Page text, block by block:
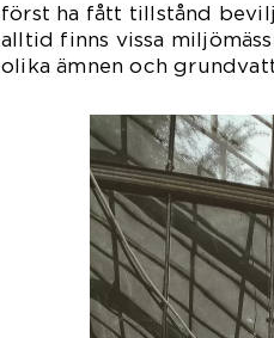
först ha fått tillstånd
alltid finns vissa
olika ämnen och